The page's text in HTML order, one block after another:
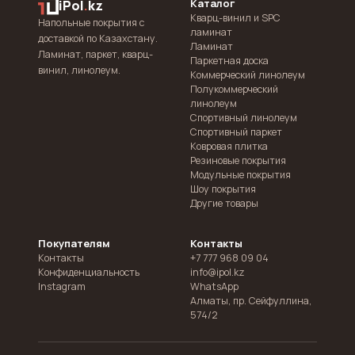
iPol.kz
Напольные покрытия с
доставкой по Казахстану.
Ламинат, паркет, кварц-
винил, линолеум.
Каталог
Кварц-винил и SPC
ламинат
Ламинат
Паркетная доска
Коммерческий линолеум
Полукоммерческий
линолеум
Спортивный линолеум
Спортивный паркет
Ковровая плитка
Резиновые покрытия
Модульные покрытия
Шоу покрытия
Другие товары
Покупателям
Контакты
Конфиденциальность
Instagram
Контакты
+7 777 968 09 04
info@ipol.kz
WhatsApp
Алматы, пр. Сейфуллина,
574/2